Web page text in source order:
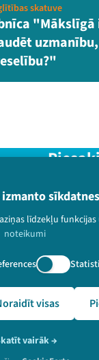
sīkdatnes
līdzekļu
noteikumi
visas
vairāk→
skatuve
uzmanību,
Nepalaid
lv/video-